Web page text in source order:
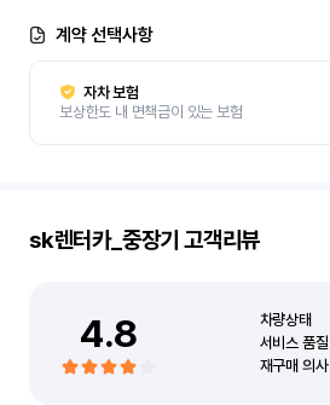
계약 선택사항
자차 보험
보상한도 내 면책금이 있는 보험
sk렌터카_중장기 고객리뷰
4.8 차량상태
서비스 품질
재구매 의사